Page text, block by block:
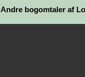
Andre bogomtaler af